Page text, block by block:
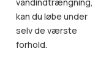
vandindtrængning,
kan du løbe under
selv de værste
forhold.